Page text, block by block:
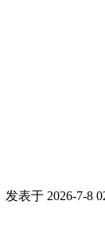
发表于 2026-7-8